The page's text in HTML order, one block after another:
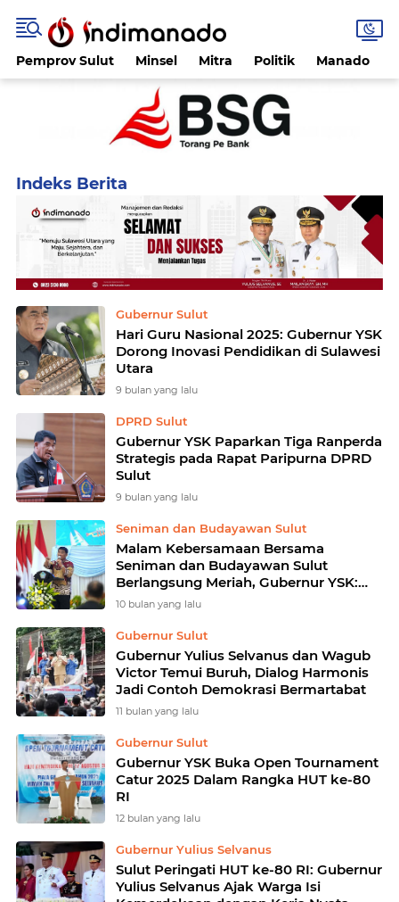
Pemprov Sulut Minsel Mitra Politik Manado
Gubernur Sulut
Hari Guru Nasional 2025: Gubernur YSK
Dorong Inovasi Pendidikan di Sulawesi
Utara
9 bulan yang lalu
DPRD Sulut
Gubernur YSK Paparkan Tiga Ranperda
Strategis pada Rapat Paripurna DPRD
Sulut
9 bulan yang lalu
Seniman dan Budayawan Sulut
Malam Kebersamaan Bersama
Seniman dan Budayawan Sulut
Berlangsung Meriah, Gubernur YSK:
Sulut Siap Gelar Pekan Budaya 2025
10 bulan yang lalu
Gubernur Sulut
Gubernur Yulius Selvanus dan Wagub
Victor Temui Buruh, Dialog Harmonis
Jadi Contoh Demokrasi Bermartabat
11 bulan yang lalu
Gubernur Sulut
Gubernur YSK Buka Open Tournament
Catur 2025 Dalam Rangka HUT ke-80
RI
12 bulan yang lalu
Gubernur Yulius Selvanus
Sulut Peringati HUT ke-80 RI: Gubernur
Yulius Selvanus Ajak Warga Isi